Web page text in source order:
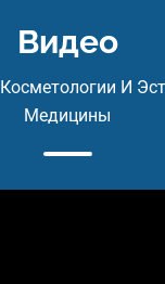
косметических
ІІ. Санитарно-
обработка
поверхностей
инструментов и
санитарии.
Видео
И
Медицины